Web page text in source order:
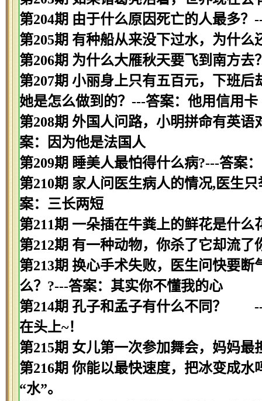
第204期 由于什么原因死亡的人最多？
第205期 有种船从来没下过水，为什
第206期 为什么大雁秋天要飞到南方去
第207期 小丽身上只有五百元，下班
她是怎么做到的？---答案：他用信用卡
第208期 外国人问路，小明拼命有英
案：因为他是法国人
第209期 睡美人最怕得什么病?---答案
第210期 家人问医生病人的情况,医生
案：三长两短
第211期 一朵插在牛粪上的鲜花是什么
第212期 有一种动物，你杀了它却流
第213期 换心手术失败，医生问快要
么？?---答案：其实你不懂我的心
第214期 孔子和孟子有什么不同？
在头上~！
第215期 女儿第一次参加舞会，妈妈
第216期 你能以最快速度，把冰变成
“水”。